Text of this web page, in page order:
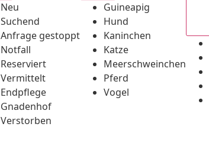
Neu
Suchend
Anfrage gestoppt
Notfall
Reserviert
Vermittelt
Endpflege
Gnadenhof
Verstorben
Guineapig
Hund
Kaninchen
Katze
Meerschweinchen
Pferd
Vogel